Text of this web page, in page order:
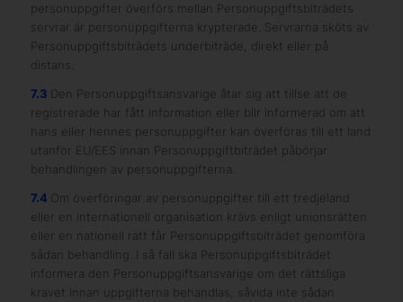
personuppgifter överförs mellan Personuppgiftsbiträdets
servrar är personuppgifterna krypterade. Servrarna sköts av
Personuppgiftsbiträdets underbiträde, direkt eller på
distans.
7.3 Den Personuppgiftsansvarige åtar sig att tillse att de
registrerade har fått information eller blir informerad om att
hans eller hennes personuppgifter kan överföras till ett land
utanför EU/EES innan Personuppgiftbiträdet påbörjar
behandlingen av personuppgifterna.
7.4 Om överföringar av personuppgifter till ett tredjeland
eller en internationell organisation krävs enligt unionsrätten
eller en nationell rätt får Personuppgiftsbiträdet genomföra
sådan behandling. I så fall ska Personuppgiftsbiträdet
informera den Personuppgiftsansvarige om det rättsliga
kravet innan uppgifterna behandlas, såvida inte sådan